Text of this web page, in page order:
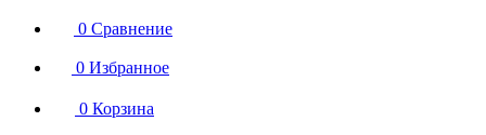
0 Сравнение
0 Избранное
0 Корзина